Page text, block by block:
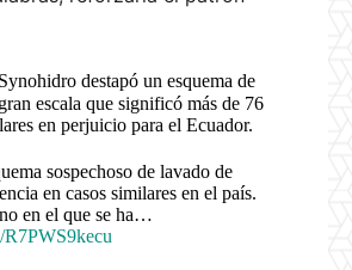
destapó un esquema de
escala que significó más de 76
en perjuicio para el Ecuador.
sospechoso de lavado de
en casos similares en el país.
en el que se ha…